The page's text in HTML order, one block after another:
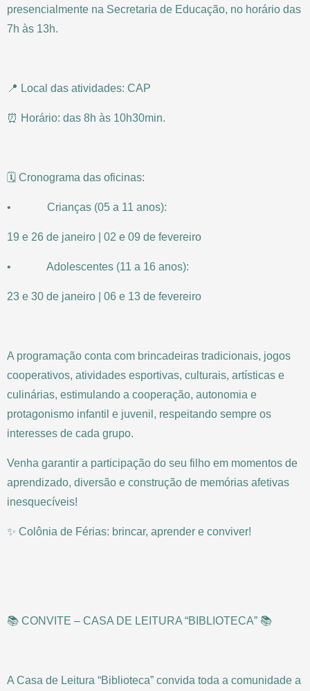
presencialmente na Secretaria de Educação, no horário das
7h às 13h.
📍 Local das atividades: CAP
⏰ Horário: das 8h às 10h30min.
🗓️ Cronograma das oficinas:
• Crianças (05 a 11 anos):
19 e 26 de janeiro | 02 e 09 de fevereiro
• Adolescentes (11 a 16 anos):
23 e 30 de janeiro | 06 e 13 de fevereiro
A programação conta com brincadeiras tradicionais, jogos
cooperativos, atividades esportivas, culturais, artísticas e
culinárias, estimulando a cooperação, autonomia e
protagonismo infantil e juvenil, respeitando sempre os
interesses de cada grupo.
Venha garantir a participação do seu filho em momentos de
aprendizado, diversão e construção de memórias afetivas
inesquecíveis!
✨ Colônia de Férias: brincar, aprender e conviver!
📚 CONVITE – CASA DE LEITURA “BIBLIOTECA” 📚
A Casa de Leitura “Biblioteca” convida toda a comunidade a